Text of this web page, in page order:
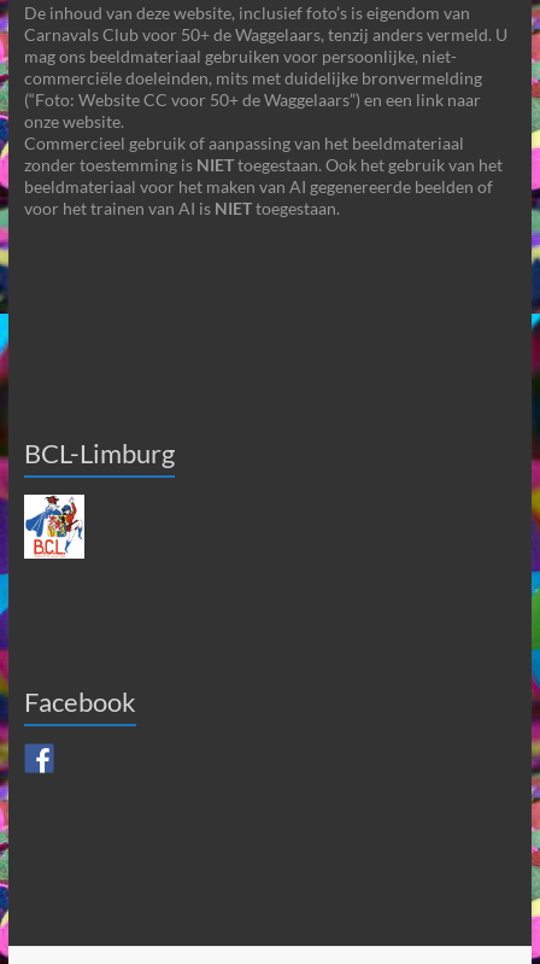
De inhoud van deze website, inclusief foto’s is eigendom van
Carnavals Club voor 50+ de Waggelaars, tenzij anders vermeld. U
mag ons beeldmateriaal gebruiken voor persoonlijke, niet-
commerciële doeleinden, mits met duidelijke bronvermelding
(“Foto: Website CC voor 50+ de Waggelaars”) en een link naar
onze website.
Commercieel gebruik of aanpassing van het beeldmateriaal
zonder toestemming is NIETtoegestaan. Ook het gebruik van het
beeldmateriaal voor het maken van AI gegenereerde beelden of
voor het trainen van AI is NIETtoegestaan.
BCL-Limburg
Facebook